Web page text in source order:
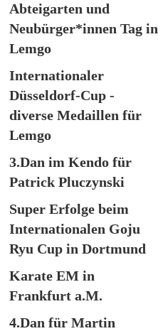
Abteigarten und
Neubürger*innen Tag in
Lemgo
Internationaler
Düsseldorf-Cup -
diverse Medaillen für
Lemgo
3.Dan im Kendo für
Patrick Pluczynski
Super Erfolge beim
Internationalen Goju
Ryu Cup in Dortmund
Karate EM in
Frankfurt a.M.
4.Dan für Martin